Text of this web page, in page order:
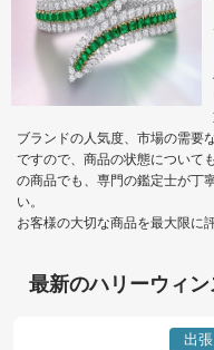
ブランドの人気度、市場の需要
ですので、商品の状態について
の商品でも、専門の鑑定士が丁
い。
お客様の大切な商品を最大限に
最新のハリーウィ
出張